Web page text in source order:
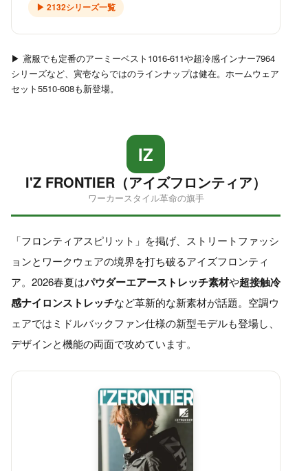
▶ 2132シリーズ一覧
▶ 鳶服でも定番のアーミーベスト1016-611や超冷感インナー7964
シリーズなど、寅壱ならではのラインナップは健在。ホームウェア
セット5510-608も新登場。
IZ
I'Z FRONTIER（アイズフロンティア）
ワーカースタイル革命の旗手
「フロンティアスピリット」を掲げ、ストリートファッシ
ョンとワークウェアの境界を打ち破るアイズフロンティ
ア。2026春夏はパウダーエアーストレッチ素材や超接触冷
感ナイロンストレッチなど革新的な新素材が話題。空調ウ
ェアではミドルバックファン仕様の新型モデルも登場し、
デザインと機能の両面で攻めています。